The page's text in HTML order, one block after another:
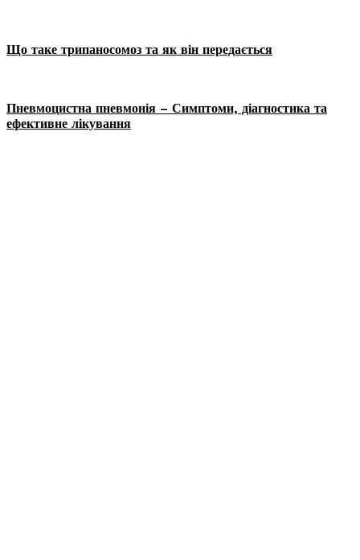
Що таке трипаносомоз та як він передається
Пневмоцистна пневмонія – Симптоми, діагностика та
ефективне лікування